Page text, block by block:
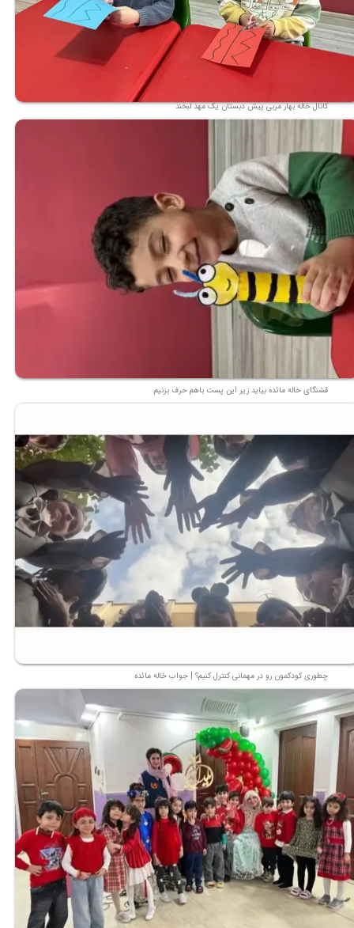
★★
کانال خاله بهار مربی پیش دبستان یک مهد لبخند
قشنگای خاله مائده بیاید زیر این پست باهم حرف بزنیم
چطوری کودکمون رو در مهمانی کنترل کنیم؟ | جواب خاله مائده